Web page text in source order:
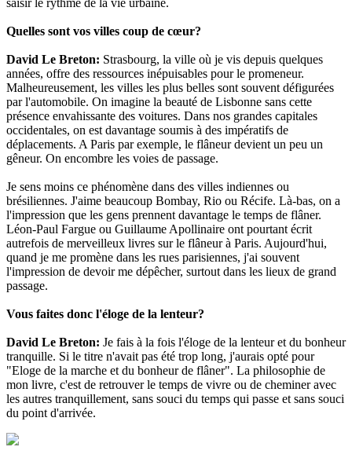
saisir le rythme de la vie urbaine.
Quelles sont vos villes coup de cœur?
David Le Breton: Strasbourg, la ville où je vis depuis quelques
années, offre des ressources inépuisables pour le promeneur.
Malheureusement, les villes les plus belles sont souvent défigurées
par l'automobile. On imagine la beauté de Lisbonne sans cette
présence envahissante des voitures. Dans nos grandes capitales
occidentales, on est davantage soumis à des impératifs de
déplacements. A Paris par exemple, le flâneur devient un peu un
gêneur. On encombre les voies de passage.
Je sens moins ce phénomène dans des villes indiennes ou
brésiliennes. J'aime beaucoup Bombay, Rio ou Récife. Là-bas, on a
l'impression que les gens prennent davantage le temps de flâner.
Léon-Paul Fargue ou Guillaume Apollinaire ont pourtant écrit
autrefois de merveilleux livres sur le flâneur à Paris. Aujourd'hui,
quand je me promène dans les rues parisiennes, j'ai souvent
l'impression de devoir me dépêcher, surtout dans les lieux de grand
passage.
Vous faites donc l'éloge de la lenteur?
David Le Breton: Je fais à la fois l'éloge de la lenteur et du bonheur
tranquille. Si le titre n'avait pas été trop long, j'aurais opté pour
"Eloge de la marche et du bonheur de flâner". La philosophie de
mon livre, c'est de retrouver le temps de vivre ou de cheminer avec
les autres tranquillement, sans souci du temps qui passe et sans souci
du point d'arrivée.